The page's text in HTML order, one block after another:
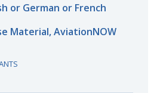
or German or French
Material, AviationNOW